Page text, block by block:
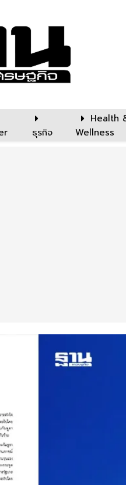
ธุรกิจ
Health
Wellness